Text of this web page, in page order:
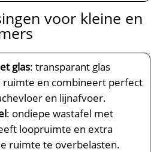
voor kleine en
glas: transparant glas
ruimte en combineert perfect
en lijnafvoer.​
: ondiepe wastafel met
loopruimte en extra
ruimte te overbelasten.​